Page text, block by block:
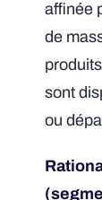
affinée
de
sont
ou